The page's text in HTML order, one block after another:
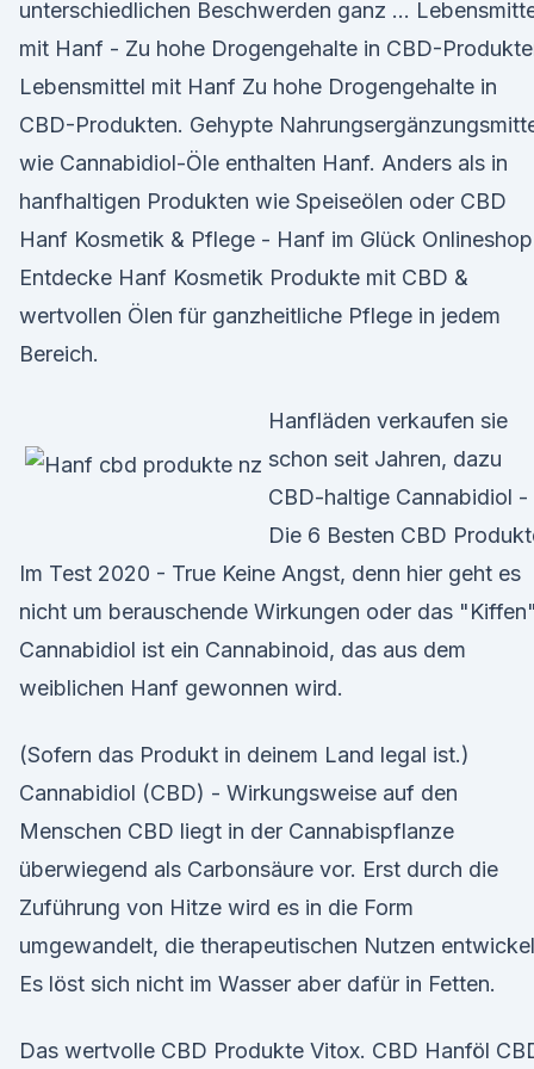
unterschiedlichen Beschwerden ganz …
mit Hanf - Zu hohe Drogengehalte in CBD-
Lebensmittel mit Hanf Zu hohe Drogengehalte in
CBD-Produkten. Gehypte
wie Cannabidiol-Öle enthalten Hanf. Anders als in
hanfhaltigen Produkten wie Speiseölen oder CBD
Hanf Kosmetik & Pflege - Hanf im Glück Onlineshop
Entdecke Hanf Kosmetik Produkte mit CBD &
wertvollen Ölen für ganzheitliche Pflege in jedem
Bereich.
Hanfläden verkaufen sie
schon seit Jahren, dazu
CBD-haltige Cannabidiol -
Die 6 Besten CBD
Im Test 2020 - True Keine Angst, denn hier geht es
nicht um berauschende Wirkungen oder das
Cannabidiol ist ein Cannabinoid, das aus dem
weiblichen Hanf gewonnen wird.
(Sofern das Produkt in deinem Land legal ist.)
Cannabidiol (CBD) - Wirkungsweise auf den
Menschen CBD liegt in der Cannabispflanze
überwiegend als Carbonsäure vor. Erst durch die
Zuführung von Hitze wird es in die Form
umgewandelt, die therapeutischen Nutzen
Es löst sich nicht im Wasser aber dafür in Fetten.
Das wertvolle CBD Produkte Vitox. CBD Hanföl